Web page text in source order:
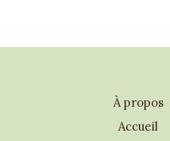
À propos
Accueil